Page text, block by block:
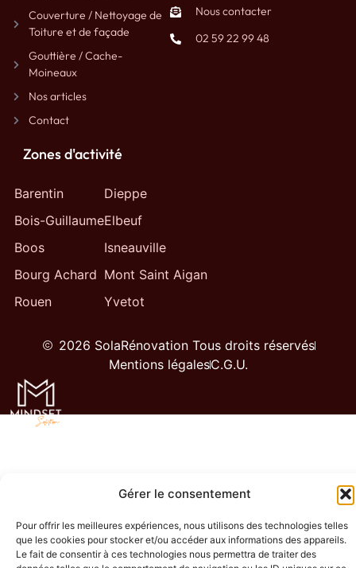
Gérer le consentement
Pour offrir les meilleures expériences, nous utilisons des technologies telles
que les cookies pour stocker et/ou accéder aux informations des appareils.
Le fait de consentir à ces technologies nous permettra de traiter des
Couverture / Nettoyage de
Toiture et de façade
Gouttière / Cache-
Moineaux
Nos articles
Contact
Nous contacter
02 59 22 99 48
Zones d'activité
Barentin
Bois-Guillaume
Boos
Bourg Achard
Rouen
Dieppe
Elbeuf
Isneauville
Mont Saint Aigan
Yvetot
2026 SolaRénovation Tous droits réservés
Mentions légalesC.G.U.